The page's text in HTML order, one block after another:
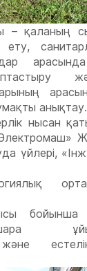
– қаланың
ету,
анықтау.
нысан
үйлері,
бойынша